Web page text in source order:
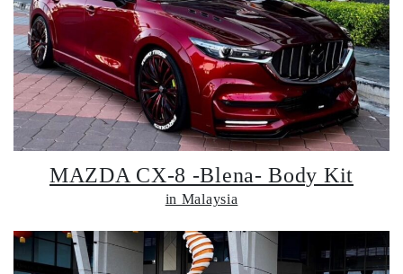
MAZDA CX-8 -Blena- Body Kit
in Malaysia